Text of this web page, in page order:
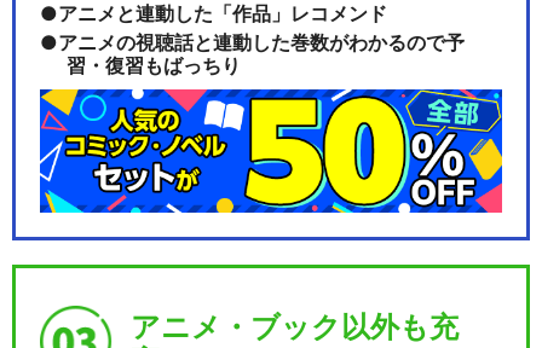
BanG Dream! Argonavis 1…
アニメと連動した「作品」レコメンド
アニメの視聴話と連動した巻数がわかるので予
習・復習もばっちり
アニメ・ブック以外も充